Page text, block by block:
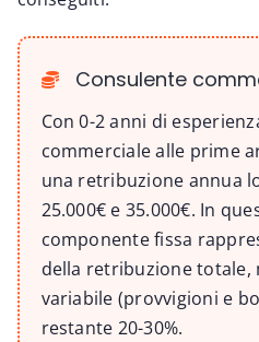
Consulente
Con 0-2 anni di
commerciale alle prime
una retribuzione annua
25.000€ e 35.000€. In
componente fissa
della retribuzione totale,
variabile (provvigioni e
restante 20-30%.